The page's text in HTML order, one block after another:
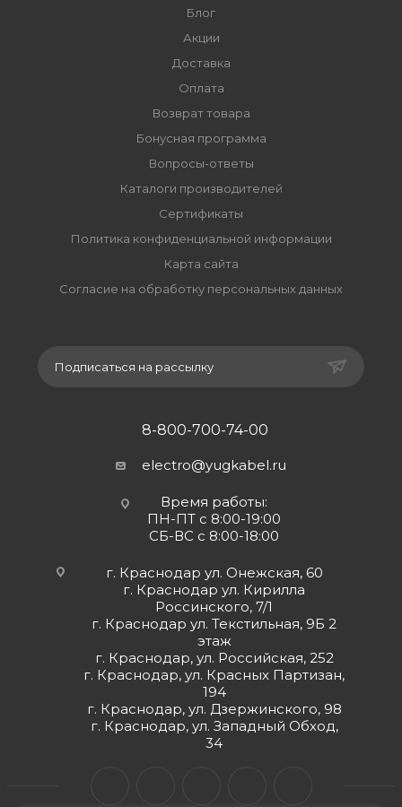
Блог
Акции
Доставка
Оплата
Возврат товара
Бонусная программа
Вопросы-ответы
Каталоги производителей
Сертификаты
Политика конфиденциальной информации
Карта сайта
Согласие на обработку персональных данных
Подписаться на рассылку
8-800-700-74-00
electro@yugkabel.ru
Время работы:
ПН-ПТ с 8:00-19:00
СБ-ВС с 8:00-18:00
г. Краснодар ул. Онежская, 60
г. Краснодар ул. Кирилла
Россинского, 7/1
г. Краснодар ул. Текстильная, 9Б 2
этаж
г. Краснодар, ул. Российская, 252
г. Краснодар, ул. Красных Партизан,
194
г. Краснодар, ул. Дзержинского, 98
г. Краснодар, ул. Западный Обход,
34